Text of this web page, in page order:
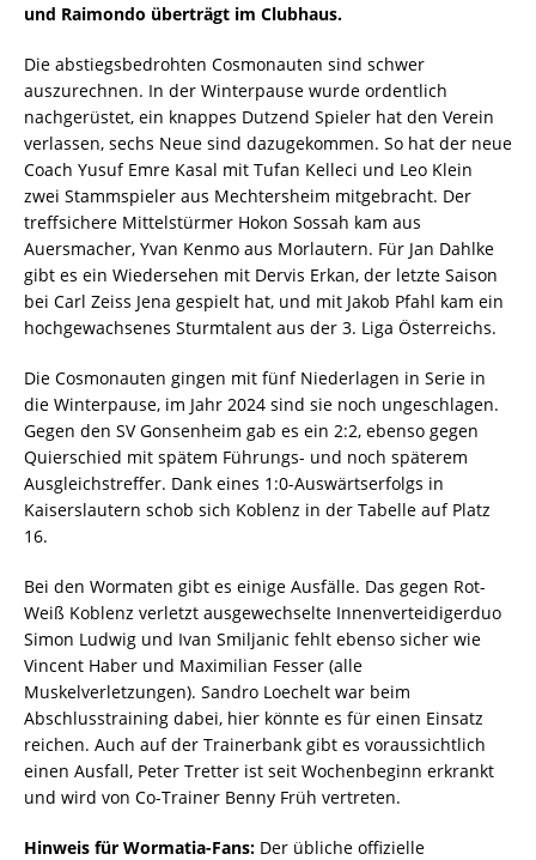
und Raimondo überträgt im Clubhaus.
Die abstiegsbedrohten Cosmonauten sind schwer
auszurechnen. In der Winterpause wurde ordentlich
nachgerüstet, ein knappes Dutzend Spieler hat den Verein
verlassen, sechs Neue sind dazugekommen. So hat der neue
Coach Yusuf Emre Kasal mit Tufan Kelleci und Leo Klein
zwei Stammspieler aus Mechtersheim mitgebracht. Der
treffsichere Mittelstürmer Hokon Sossah kam aus
Auersmacher, Yvan Kenmo aus Morlautern. Für Jan Dahlke
gibt es ein Wiedersehen mit Dervis Erkan, der letzte Saison
bei Carl Zeiss Jena gespielt hat, und mit Jakob Pfahl kam ein
hochgewachsenes Sturmtalent aus der 3. Liga Österreichs.
Die Cosmonauten gingen mit fünf Niederlagen in Serie in
die Winterpause, im Jahr 2024 sind sie noch ungeschlagen.
Gegen den SV Gonsenheim gab es ein 2:2, ebenso gegen
Quierschied mit spätem Führungs- und noch späterem
Ausgleichstreffer. Dank eines 1:0-Auswärtserfolgs in
Kaiserslautern schob sich Koblenz in der Tabelle auf Platz
16.
Bei den Wormaten gibt es einige Ausfälle. Das gegen Rot-
Weiß Koblenz verletzt ausgewechselte Innenverteidigerduo
Simon Ludwig und Ivan Smiljanic fehlt ebenso sicher wie
Vincent Haber und Maximilian Fesser (alle
Muskelverletzungen). Sandro Loechelt war beim
Abschlusstraining dabei, hier könnte es für einen Einsatz
reichen. Auch auf der Trainerbank gibt es voraussichtlich
einen Ausfall, Peter Tretter ist seit Wochenbeginn erkrankt
und wird von Co-Trainer Benny Früh vertreten.
Hinweis für Wormatia-Fans: Der übliche offizielle